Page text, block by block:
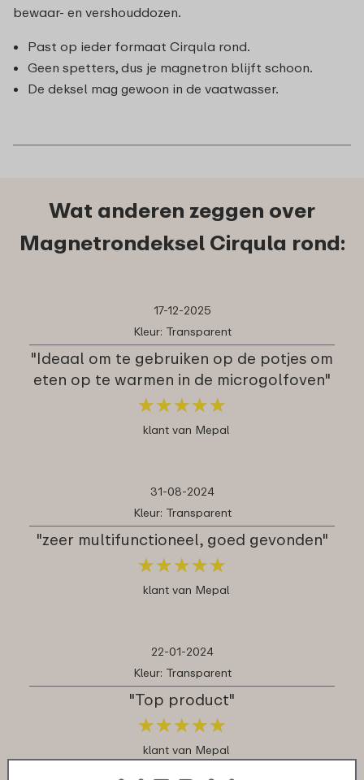
bewaar- en vershouddozen.
Past op ieder formaat Cirqula rond.
Geen spetters, dus je magnetron blijft schoon.
De deksel mag gewoon in de vaatwasser.
Wat anderen zeggen over
Magnetrondeksel Cirqula rond:
17-12-2025
Kleur: Transparent
"Ideaal om te gebruiken op de potjes om
eten op te warmen in de microgolfoven"
★★★★★
★★★★★
klant van Mepal
31-08-2024
Kleur: Transparent
"zeer multifunctioneel, goed gevonden"
★★★★★
★★★★★
klant van Mepal
22-01-2024
Kleur: Transparent
"Top product"
★★★★★
★★★★★
klant van Mepal